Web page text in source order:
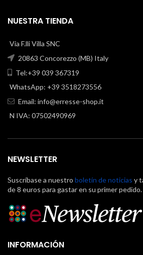
NUESTRA TIENDA
Via F.lli Villa SNC
20863 Concorezzo (MB) Italy
Tel:+39 039 367319
WhatsApp: +39 3518273556
Email: info@erresse-shop.it
N IVA: 07502490969
NEWSLETTER
Suscríbase a nuestro boletín de noticias y
de 8 euros para gastar en su primer pedido.
INFORMACIÓN